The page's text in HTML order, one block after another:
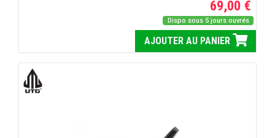
69,00 €
Dispo sous 5 jours ouvrés
AJOUTER AU PANIER